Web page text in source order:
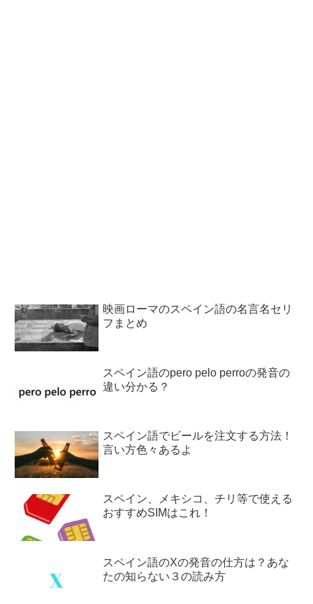
映画ローマのスペイン語の名言名セリ
フまとめ
スペイン語のpero pelo perroの発音の
違い分かる？
スペイン語でビールを注文する方法！
言い方色々あるよ
スペイン、メキシコ、チリ等で使える
おすすめSIMはこれ！
スペイン語のXの発音の仕方は？あな
たの知らない３の読み方